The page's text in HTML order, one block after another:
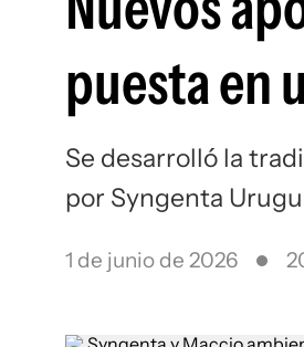
puesta en
Se desarrolló la
por Syngenta
1 de junio de 2026